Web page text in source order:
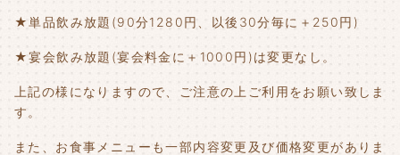
★単品飲み放題(90分1280円、以後30分毎に＋250円)
★宴会飲み放題(宴会料金に＋1000円)は変更なし。
上記の様になりますので、ご注意の上ご利用をお願い致しま
す。
また、お食事メニューも一部内容変更及び価格変更がありま